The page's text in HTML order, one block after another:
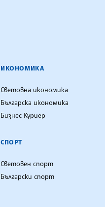
ИКОНОМИКА
Световна икономика
Българска икономика
Бизнес Куриер
СПОРТ
Световен спорт
Български спорт